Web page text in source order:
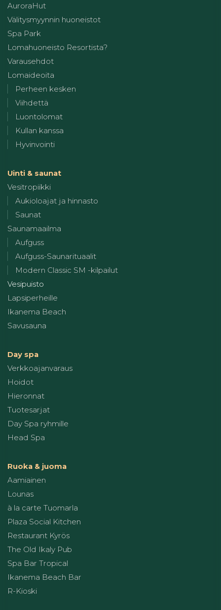
AuroraHut
Välitysmyynnin huoneistot
Spa Park
Lomahuoneisto Resortista?
Varausehdot
Lomaideoita
Perheen kesken
Viihdettä
Luontolomat
Kullan kanssa
Hyvinvointi
Uinti & saunat
Vesitropiikki
Aukioloajat ja hinnasto
Saunat
Saunamaailma
Aufguss
Aufguss-Saunarituaalit
Modern Classic SM -kilpailut
Vesipuisto
Lapsiperheille
Ikanema Beach
Savusauna
Day spa
Verkkoajanvaraus
Hoidot
Hieronnat
Tuotesarjat
Day Spa ryhmille
Head Spa
Ruoka & juoma
Aamiainen
Lounas
à la carte Tuomarla
Plaza Social Kitchen
Restaurant Kyrös
The Old Ikaly Pub
Spa Bar Tropical
Ikanema Beach Bar
R-Kioski